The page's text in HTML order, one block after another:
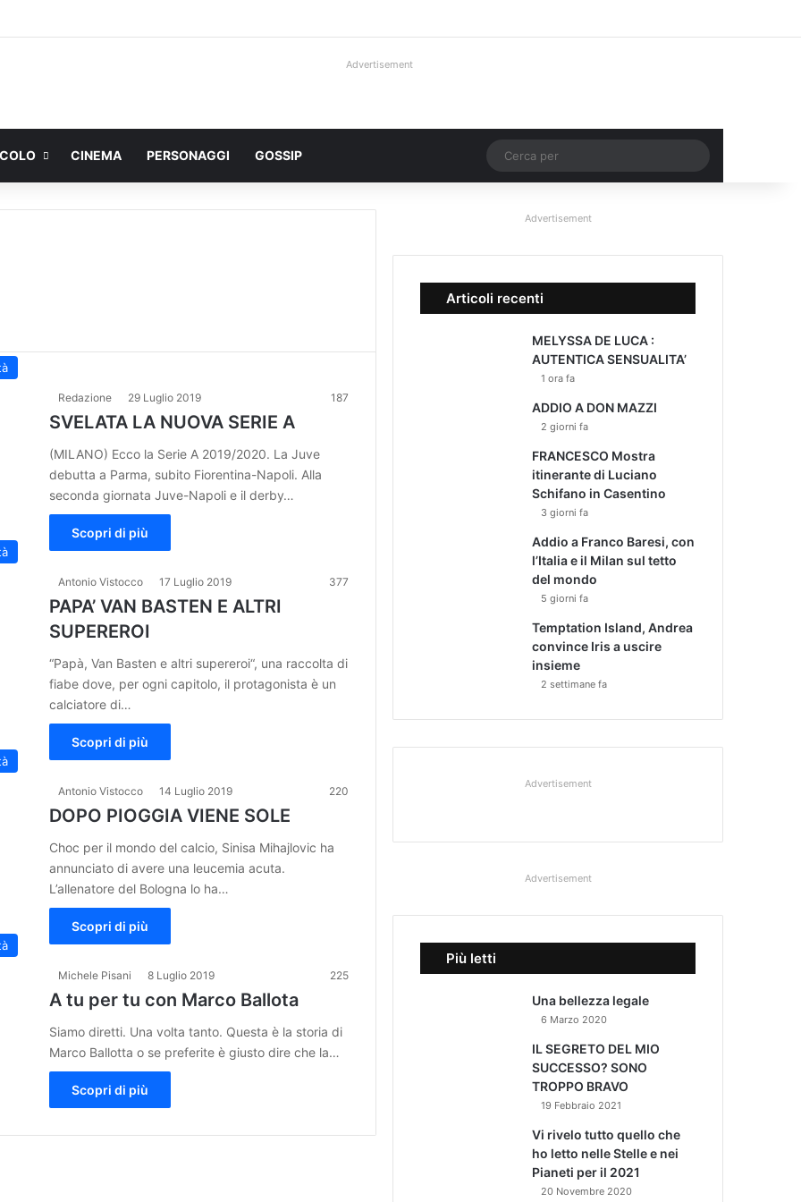
Advertisement
CINEMA PERSONAGGI GOSSIP Un articolo a caso
per
Redazione 29 Luglio 2019 187
SVELATA LA NUOVA SERIE A
(MILANO) Ecco la Serie A 2019/2020. La Juve
debutta a Parma, subito Fiorentina-Napoli. Alla
seconda giornata Juve-Napoli e il derby…
Scopri di più
Antonio Vistocco 17 Luglio 2019 377
PAPA’ VAN BASTEN E ALTRI
SUPEREROI
“Papà, Van Basten e altri supereroi“, una raccolta di
fiabe dove, per ogni capitolo, il protagonista è un
calciatore di…
Scopri di più
Antonio Vistocco 14 Luglio 2019 220
DOPO PIOGGIA VIENE SOLE
Choc per il mondo del calcio, Sinisa Mihajlovic ha
annunciato di avere una leucemia acuta.
L’allenatore del Bologna lo ha…
Scopri di più
Michele Pisani 8 Luglio 2019 225
A tu per tu con Marco Ballota
Siamo diretti. Una volta tanto. Questa è la storia di
Marco Ballotta o se preferite è giusto dire che la…
Scopri di più
Advertisement
Articoli recenti
MELYSSA DE LUCA :
AUTENTICA SENSUALITA’
1 ora fa
ADDIO A DON MAZZI
2 giorni fa
FRANCESCO Mostra
itinerante di Luciano
Schifano in Casentino
3 giorni fa
Addio a Franco Baresi, con
l’Italia e il Milan sul tetto
del mondo
5 giorni fa
Temptation Island, Andrea
convince Iris a uscire
insieme
2 settimane fa
Advertisement
Advertisement
Più letti
Una bellezza legale
6 Marzo 2020
IL SEGRETO DEL MIO
SUCCESSO? SONO
TROPPO BRAVO
19 Febbraio 2021
Vi rivelo tutto quello che
ho letto nelle Stelle e nei
Pianeti per il 2021
20 Novembre 2020